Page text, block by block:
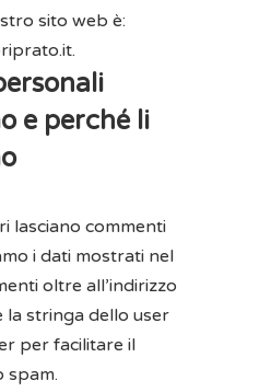
sito web è:
e perché li
lasciano commenti
i dati mostrati nel
oltre all’indirizzo
la stringa dello user
per facilitare il
spam.